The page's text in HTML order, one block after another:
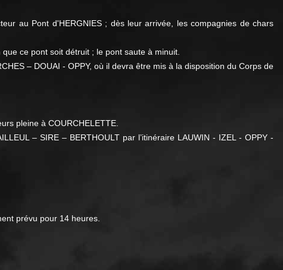
au Pont d'HERGNIES ; dès leur arrivée, les compagnies de chars
ce pont soit détruit ; le pont saute à minuit.
– DOUAI - OPPY, où il devra être mis à la disposition du Corps de
pleine à COURCHELETTE.
– SIRE – BERTHOULT par l’itinéraire LAUWIN - IZEL - OPPY -
prévu pour 14 heures.